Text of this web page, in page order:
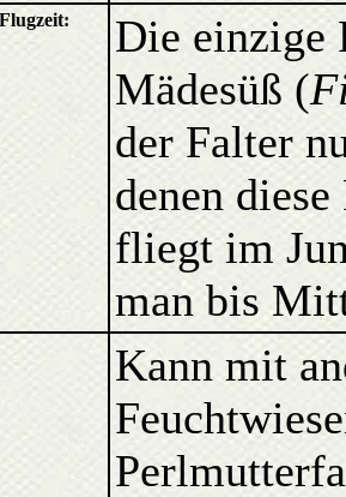
Die einzige
Mädesüß (
der Falter
denen
fliegt im
man bis
Kann mit